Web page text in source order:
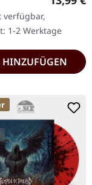
Death
kehren mit…
verfügbar,
1-2 Werktage
HINZUFÜGEN